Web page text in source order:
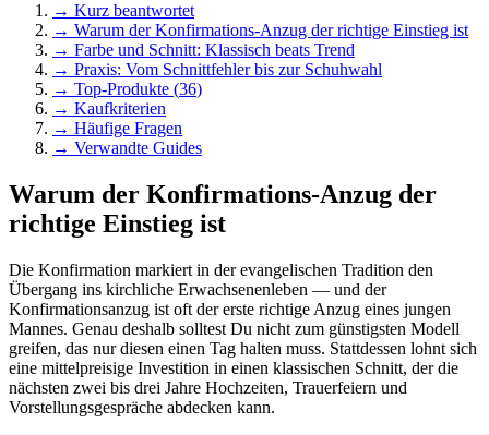
→ Kurz beantwortet
→ Warum der Konfirmations-Anzug der richtige Einstieg ist
→ Farbe und Schnitt: Klassisch beats Trend
→ Praxis: Vom Schnittfehler bis zur Schuhwahl
→ Top-Produkte (36)
→ Kaufkriterien
→ Häufige Fragen
→ Verwandte Guides
Warum der Konfirmations-Anzug der
richtige Einstieg ist
Die Konfirmation markiert in der evangelischen Tradition den
Übergang ins kirchliche Erwachsenenleben — und der
Konfirmationsanzug ist oft der erste richtige Anzug eines jungen
Mannes. Genau deshalb solltest Du nicht zum günstigsten Modell
greifen, das nur diesen einen Tag halten muss. Stattdessen lohnt sich
eine mittelpreisige Investition in einen klassischen Schnitt, der die
nächsten zwei bis drei Jahre Hochzeiten, Trauerfeiern und
Vorstellungsgespräche abdecken kann.